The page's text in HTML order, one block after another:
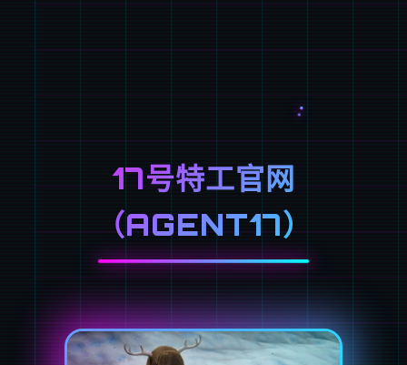
17号特工官网
（AGENT17）